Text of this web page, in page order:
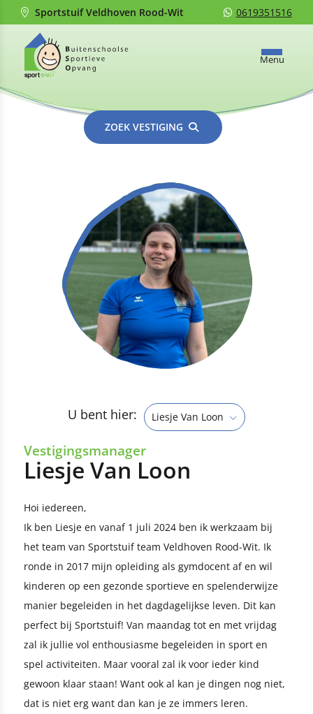
Sportstuif Veldhoven Rood-Wit 0619351516
Menu
ZOEK VESTIGING
U bent hier: Liesje Van Loon
Vestigingsmanager
Liesje Van Loon
Hoi iedereen,
Ik ben Liesje en vanaf 1 juli 2024 ben ik werkzaam bij
het team van Sportstuif team Veldhoven Rood-Wit. Ik
ronde in 2017 mijn opleiding als gymdocent af en wil
kinderen op een gezonde sportieve en spelenderwijze
manier begeleiden in het dagdagelijkse leven. Dit kan
perfect bij Sportstuif! Van maandag tot en met vrijdag
zal ik jullie vol enthousiasme begeleiden in sport en
spel activiteiten. Maar vooral zal ik voor ieder kind
gewoon klaar staan! Want ook al kan je dingen nog niet,
dat is niet erg want dan kan je ze immers leren.